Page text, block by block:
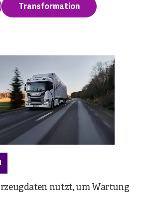
Transformation
nutzt, um Wartung